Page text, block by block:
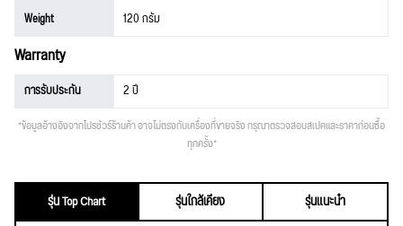
Weight
120 กรัม
Warranty
การรับประกัน 2 ปี
*ข้อมูลอ้างอิงจากโปรชัวร์ร้านค้า อาจไม่ตรงกับเครื่องที่ขายจริง กรุณาตรวจสอบสเปคและราคาก่อนซื้อ
ทุกครั้ง*
รุ่น Top Chart รุ่นใกล้เคียง รุ่นแนะนำ